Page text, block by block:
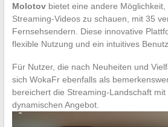
Molotovbietet eine andere Möglichkeit,
Streaming-Videos zu schauen, mit 35
Fernsehsendern. Diese innovative
flexible Nutzung und ein intuitives
Für Nutzer, die nach Neuheiten und
sich WokaFr ebenfalls als
bereichert die Streaming-Landschaft
dynamischen Angebot.